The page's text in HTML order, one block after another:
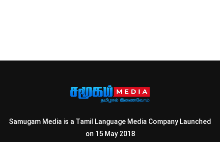
Samugam Media is a Tamil Language Media Company Launched
on 15 May 2018